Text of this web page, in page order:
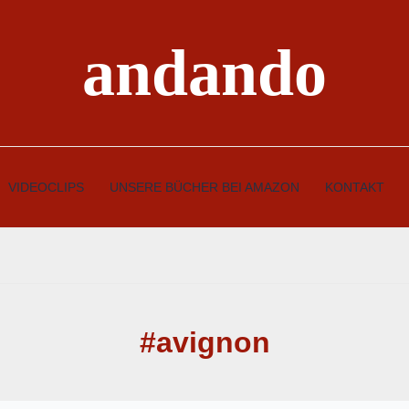
andando
VIDEOCLIPS UNSERE BÜCHER BEI AMAZON KONTAKT
#avignon